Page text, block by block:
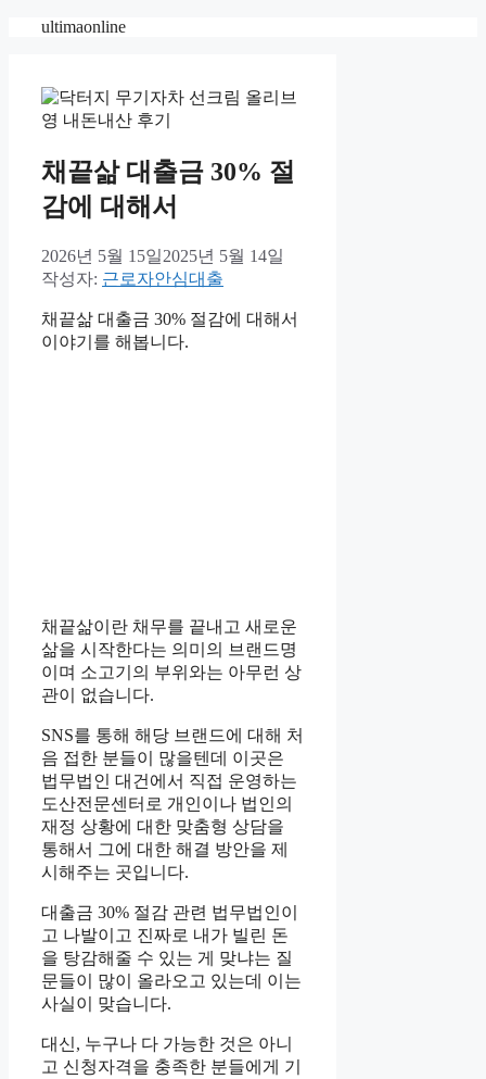
ultimaonline
채끝삶 대출금 30% 절
감에 대해서
2026년 5월 15일2025년 5월 14일
작성자: 근로자안심대출
채끝삶 대출금 30% 절감에 대해서
이야기를 해봅니다.
채끝삶이란 채무를 끝내고 새로운
삶을 시작한다는 의미의 브랜드명
이며 소고기의 부위와는 아무런 상
관이 없습니다.
SNS를 통해 해당 브랜드에 대해 처
음 접한 분들이 많을텐데 이곳은
법무법인 대건에서 직접 운영하는
도산전문센터로 개인이나 법인의
재정 상황에 대한 맞춤형 상담을
통해서 그에 대한 해결 방안을 제
시해주는 곳입니다.
대출금 30% 절감 관련 법무법인이
고 나발이고 진짜로 내가 빌린 돈
을 탕감해줄 수 있는 게 맞냐는 질
문들이 많이 올라오고 있는데 이는
사실이 맞습니다.
대신, 누구나 다 가능한 것은 아니
고 신청자격을 충족한 분들에게 기